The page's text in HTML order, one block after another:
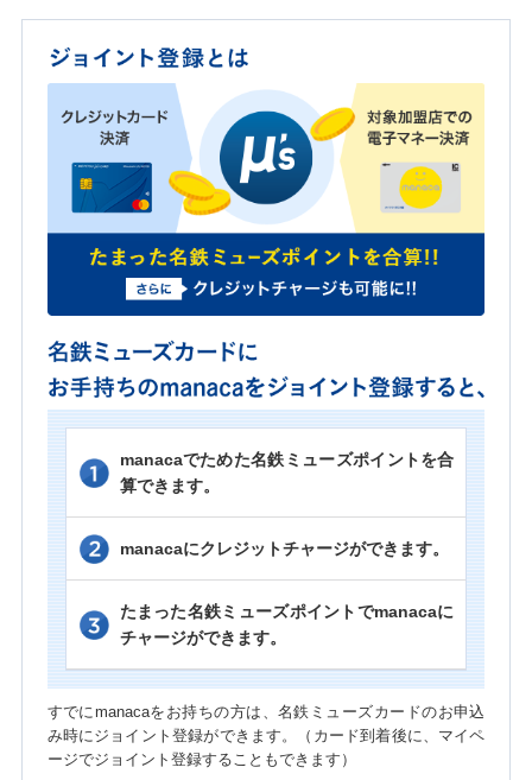
manacaでためた名鉄ミューズポイントを合
算できます。
manacaにクレジットチャージができます。
たまった名鉄ミューズポイントでmanacaに
チャージができます。
すでにmanacaをお持ちの方は、名鉄ミューズカードのお申込
み時にジョイント登録ができます。（カード到着後に、マイペ
ージでジョイント登録することもできます）